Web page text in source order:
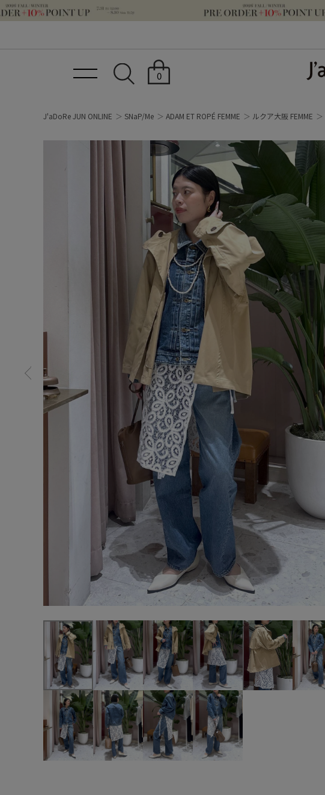
0
J'aDoRe JUN ONLINE SNaP/Me ADAM ET ROPÉ FEMME ルクア大阪 FEMME